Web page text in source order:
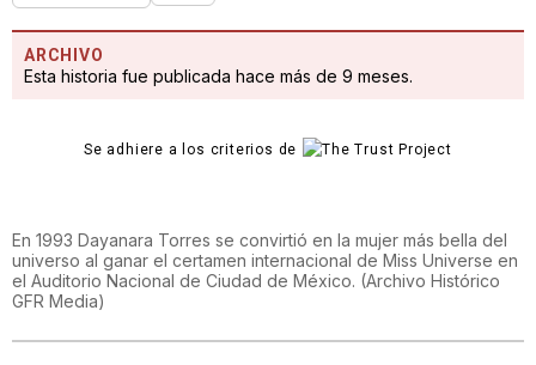
ARCHIVO
Esta historia fue publicada hace más de 9 meses.
Se adhiere a los criterios de
En 1993 Dayanara Torres se convirtió en la mujer más bella del
universo al ganar el certamen internacional de Miss Universe en
el Auditorio Nacional de Ciudad de México. (Archivo Histórico
GFR Media)